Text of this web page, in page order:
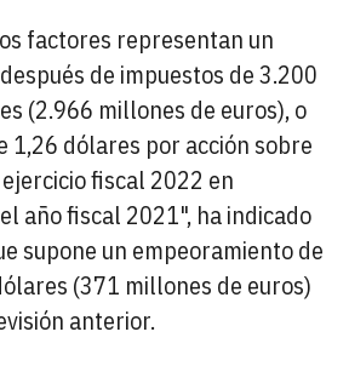
factores representan un
de impuestos de 3.200
(2.966 millones de euros), o
1,26 dólares por acción sobre
fiscal 2022 en
año fiscal 2021", ha indicado
supone un empeoramiento de
(371 millones de euros)
anterior.